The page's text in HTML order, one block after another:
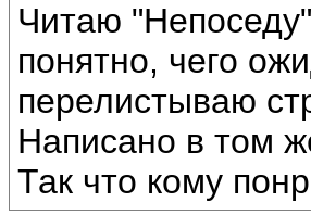
Читаю
понятно, чего
перелистываю
Написано в том
Так что кому